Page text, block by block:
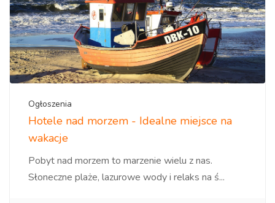
Ogłoszenia
Hotele nad morzem - Idealne miejsce na
wakacje
Pobyt nad morzem to marzenie wielu z nas.
Słoneczne plaże, lazurowe wody i relaks na ś...